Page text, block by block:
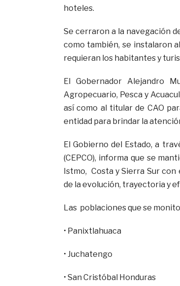
hoteles.
Se cerraron a la navegación
como también, se instalaron
requieran los habitantes y
El Gobernador Alejandro
Agropecuario, Pesca y
así como al titular de CAO
entidad para brindar la
El Gobierno del Estado, a
(CEPCO), informa que se
Istmo, Costa y Sierra Sur
de la evolución, trayectoria y
Las poblaciones que se
• Panixtlahuaca
• Juchatengo
• San Cristóbal Honduras